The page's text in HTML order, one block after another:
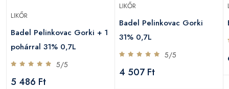
LIKŐR
Badel Pelinkovac Gorki + 1
pohárral 31% 0,7L
5/5
5 486 Ft
LIKŐR
Badel Pelinkovac Gorki
31% 0,7L
5/5
4 507 Ft